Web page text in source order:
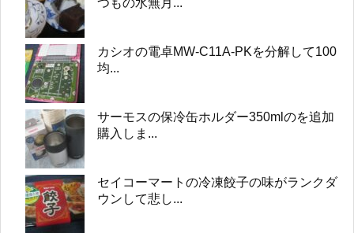
カシオの電卓MW-C11A-PKを分解して100
均...
サーモスの保冷缶ホルダー350mlのを追加
購入しま...
セイコーマートの冷凍餃子の味がランクダ
ウンして悲し...